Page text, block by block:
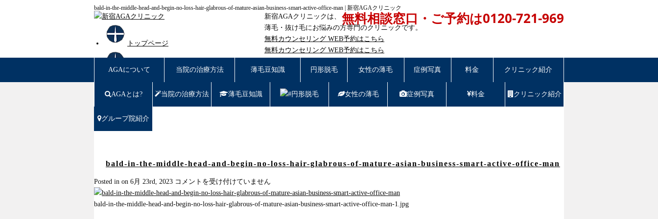
bald-in-the-middle-head-and-begin-no-loss-hair-glabrous-of-mature-asian-business-smart-active-office-man | 新宿AGAクリニック
トップページ
AGAについて
新宿AGAクリニックについての治療方法
薄毛豆知識
女性の薄毛
症例写真
無料相談窓口・ご予約は0120-721-969
新宿AGAクリニックは、
薄毛・抜け毛にお悩みの方専門のクリニックです。
無料カウンセリング WEB予約はこちら
無料カウンセリング WEB予約はこちら
AGAについて
当院の治療方法 薄毛豆知識 円形脱毛 女性の薄毛 症例写真 料金 クリニック紹介
AGAとは? 当院の治療方法 薄毛豆知識 円形脱毛 女性の薄毛 症例写真 料金 クリニック紹介
グループ院紹介
bald-in-the-middle-head-and-begin-no-loss-hair-glabrous-of-mature-asian-business-smart-active-office-man
Posted in on 6月 23rd, 2023 bald-
in-
the-
コメントを受け付けていません
bald-in-the-middle-head-and-begin-no-loss-hair-glabrous-of-mature-asian-business-smart-active-office-man-1.jpg